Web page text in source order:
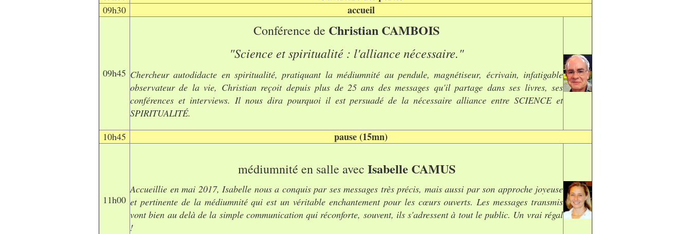
09h30 accueil
09h45
Conférence de Christian CAMBOIS
"Science et spiritualité : l'alliance nécessaire."
Chercheurautodidacte en spiritualité, pratiquant la médiumnité au pendule, magnétiseur, écrivain, infatigable
observateur de la vie, Christian reçoit depuis plus de 25 ans des messages qu'il partage dans ses livres, ses
conférences et interviews. Il nous dira pourquoi il est persuadé de la nécessaire alliance entre SCIENCE et
SPIRITUALITÉ.
10h45
pause (15mn)
11h00
médiumnité en salle avec Isabelle CAMUS
Accueillie en mai 2017, Isabelle nous a conquis par ses messages très précis, mais aussi par son approche joyeuse
et pertinente de la médiumnité qui est un véritable enchantement pour les cœurs ouverts. Les messages transmis
vont bien au delà de la simple communication qui réconforte, souvent, ils s'adressent à tout le public. Un vrai régal
!